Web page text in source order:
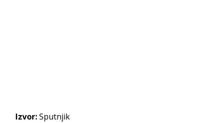
Izvor:Sputnjik